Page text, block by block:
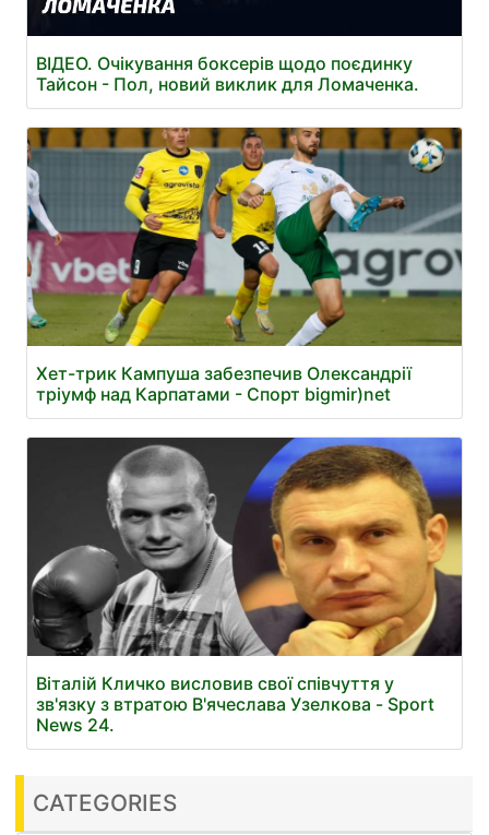
ВІДЕО. Очікування боксерів щодо поєдинку
Тайсон - Пол, новий виклик для Ломаченка.
Хет-трик Кампуша забезпечив Олександрії
тріумф над Карпатами - Спорт bigmir)net
Віталій Кличко висловив свої співчуття у
зв'язку з втратою В'ячеслава Узелкова - Sport
News 24.
CATEGORIES